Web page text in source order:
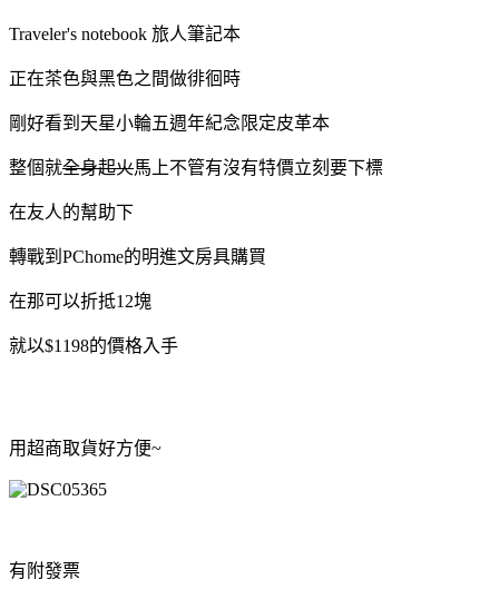
Traveler's notebook 旅人筆記本
正在茶色與黑色之間做徘徊時
剛好看到天星小輪五週年紀念限定皮革本
整個就全身起火馬上不管有沒有特價立刻要下標
在友人的幫助下
轉戰到PChome的明進文房具購買
在那可以折抵12塊
就以$1198的價格入手
用超商取貨好方便~
有附發票